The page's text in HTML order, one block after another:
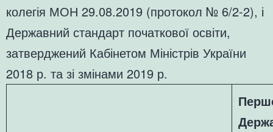
колегія МОН 29.08.2019 (протокол № 6/2-2), і
Державний стандарт початкової освіти,
затверджений Кабінетом Міністрів України
2018 р. та зі змінами 2019 р.